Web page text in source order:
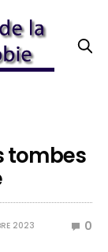
tombes
2023 0